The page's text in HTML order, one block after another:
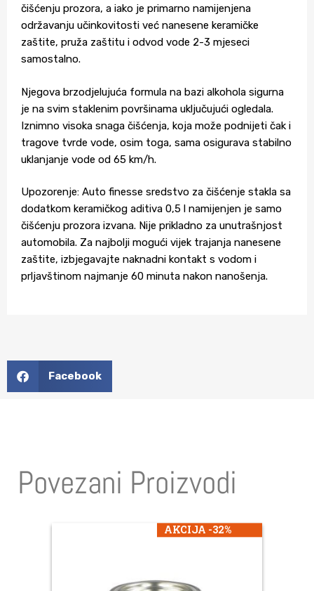
čišćenju prozora, a iako je primarno namijenjena
održavanju učinkovitosti već nanesene keramičke
zaštite, pruža zaštitu i odvod vode 2-3 mjeseci
samostalno.
Njegova brzodjelujuća formula na bazi alkohola sigurna
je na svim staklenim površinama uključujući ogledala.
Iznimno visoka snaga čišćenja, koja može podnijeti čak i
tragove tvrde vode, osim toga, sama osigurava stabilno
uklanjanje vode od 65 km/h.
Upozorenje: Auto finesse sredstvo za čišćenje stakla sa
dodatkom keramičkog aditiva 0,5 l namijenjen je samo
čišćenju prozora izvana. Nije prikladno za unutrašnjost
automobila. Za najbolji mogući vijek trajanja nanesene
zaštite, izbjegavajte naknadni kontakt s vodom i
prljavštinom najmanje 60 minuta nakon nanošenja.
Facebook
Povezani Proizvodi
AKCIJA -32%